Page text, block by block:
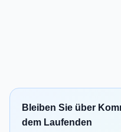
Bleiben Sie über
dem Laufenden